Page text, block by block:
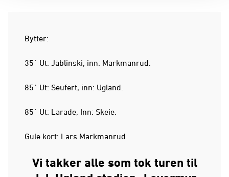
Bytter:
35` Ut: Jablinski, inn: Markmanrud.
85` Ut: Seufert, inn: Ugland.
85` Ut: Larade, Inn: Skeie.
Gule kort: Lars Markmanrud
Vi takker alle som tok turen til